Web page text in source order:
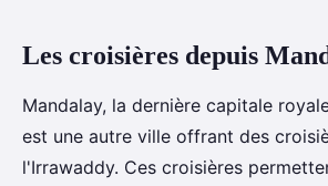
Les croisières depuis
Mandalay, la dernière capitale
est une autre ville offrant des
l'Irrawaddy. Ces croisières